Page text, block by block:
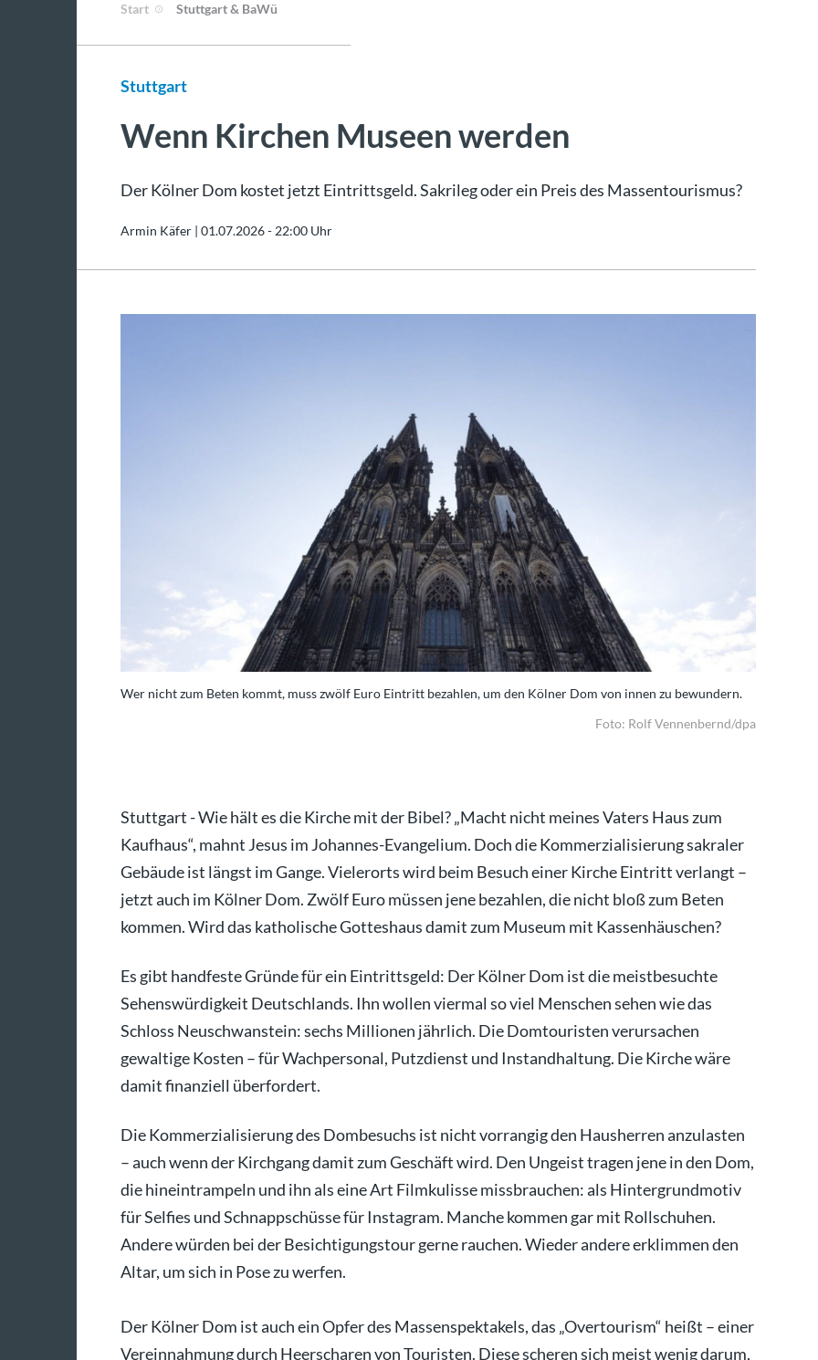
Start Stuttgart & BaWü
Stuttgart
Wenn Kirchen Museen werden
Der Kölner Dom kostet jetzt Eintrittsgeld. Sakrileg oder ein Preis des Massentourismus?
Armin Käfer | 01.07.2026 - 22:00 Uhr
Wer nicht zum Beten kommt, muss zwölf Euro Eintritt bezahlen, um den Kölner Dom von innen zu bewundern.
Foto: Rolf Vennenbernd/dpa
Stuttgart - Wie hält es die Kirche mit der Bibel? „Macht nicht meines Vaters Haus zum
Kaufhaus“, mahnt Jesus im Johannes-Evangelium. Doch die Kommerzialisierung sakraler
Gebäude ist längst im Gange. Vielerorts wird beim Besuch einer Kirche Eintritt verlangt –
jetzt auch im Kölner Dom. Zwölf Euro müssen jene bezahlen, die nicht bloß zum Beten
kommen. Wird das katholische Gotteshaus damit zum Museum mit Kassenhäuschen?
Es gibt handfeste Gründe für ein Eintrittsgeld: Der Kölner Dom ist die meistbesuchte
Sehenswürdigkeit Deutschlands. Ihn wollen viermal so viel Menschen sehen wie das
Schloss Neuschwanstein: sechs Millionen jährlich. Die Domtouristen verursachen
gewaltige Kosten – für Wachpersonal, Putzdienst und Instandhaltung. Die Kirche wäre
damit finanziell überfordert.
Die Kommerzialisierung des Dombesuchs ist nicht vorrangig den Hausherren anzulasten
– auch wenn der Kirchgang damit zum Geschäft wird. Den Ungeist tragen jene in den Dom,
die hineintrampeln und ihn als eine Art Filmkulisse missbrauchen: als Hintergrundmotiv
für Selfies und Schnappschüsse für Instagram. Manche kommen gar mit Rollschuhen.
Andere würden bei der Besichtigungstour gerne rauchen. Wieder andere erklimmen den
Altar, um sich in Pose zu werfen.
Der Kölner Dom ist auch ein Opfer des Massenspektakels, das „Overtourism“ heißt – einer
Vereinnahmung durch Heerscharen von Touristen. Diese scheren sich meist wenig darum,